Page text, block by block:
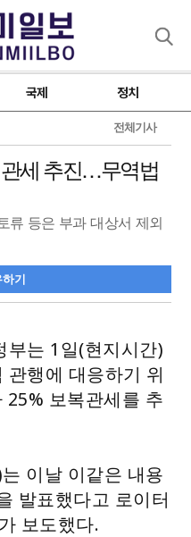
국제 정치
전체기사
관세 추진…무역법
등은 부과 대상서 제외
기
부는 1일(현지시간)
행에 대응하기 위
보복관세를 추
이날 이같은 내용
발표했다고 로이터
보도했다.